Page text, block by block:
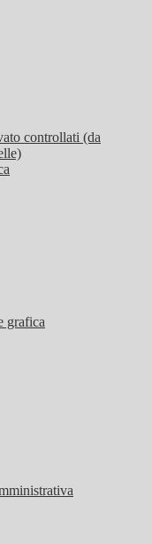
controllati (da
grafica